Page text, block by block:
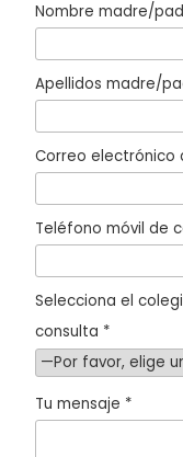
Nombre madre/
Apellidos madre/
Correo
Teléfono móvil de
Selecciona el
consulta *
Tu mensaje *